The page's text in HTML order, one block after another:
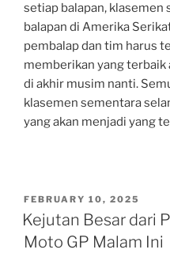
setiap balapan,
balapan di Amerika
pembalap dan tim harus
memberikan yang terbaik
di akhir musim nanti.
klasemen sementara
yang akan menjadi yang
POSTED
ON
FEBRUARY 10, 2025
Kejutan Besar dari
Moto GP Malam Ini